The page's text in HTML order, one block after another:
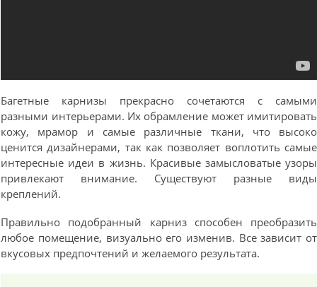
Багетные карнизы прекрасно сочетаются с самыми
разными интерьерами. Их обрамление может имитировать
кожу, мрамор и самые различные ткани, что высоко
ценится дизайнерами, так как позволяет воплотить самые
интересные идеи в жизнь. Красивые замысловатые узоры
привлекают внимание. Существуют разные виды
креплений.
Правильно подобранный карниз способен преобразить
любое помещение, визуально его изменив. Все зависит от
вкусовых предпочтений и желаемого результата.